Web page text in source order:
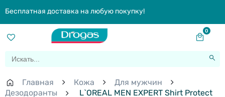
Бесплатная доставка на любую покупку!
0
Главная Кожа
Для мужчин
Дезодоранты
L`OREAL MEN EXPERT Shirt Protect